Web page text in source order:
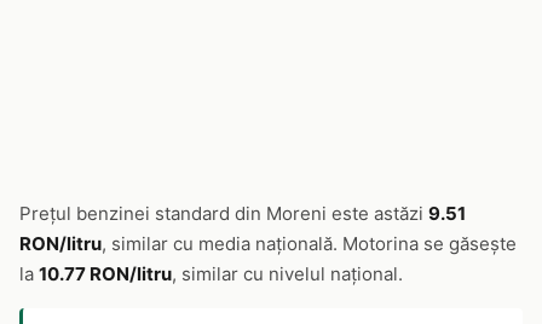
Prețul benzinei standard din Moreni este astăzi 9.51
RON/litru, similar cu media națională. Motorina se găsește
la 10.77 RON/litru, similar cu nivelul național.